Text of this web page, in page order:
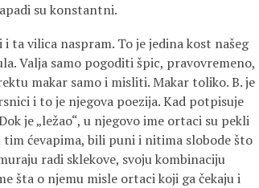
su konstantni.
ta vilica naspram. To je jedina kost našeg
Valja samo pogoditi špic, pravovremeno,
makar samo i misliti. Makar toliko. B. je
i to je njegova poezija. Kad potpisuje
je „ležao“, u njegovo ime ortaci su pekli
ćevapima, bili puni i nitima slobode što
radi sklekove, svoju kombinaciju
šta o njemu misle ortaci koji ga čekaju i